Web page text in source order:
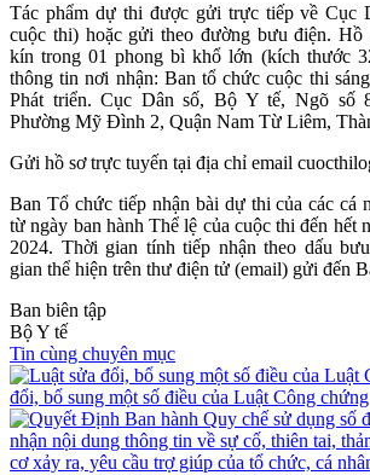
Tác phẩm dự thi được gửi trực tiếp về Cục
cuộc thi) hoặc gửi theo đường bưu điện.
kín trong 01 phong bì khổ lớn (kích thước
thông tin nơi nhận: Ban tổ chức cuộc thi
Phát triển. Cục Dân số, Bộ Y tế, Ngõ số
Phường Mỹ Đình 2, Quận Nam Từ Liêm,
Gửi hồ sơ trực tuyến tại địa chỉ email
Ban Tổ chức tiếp nhận bài dự thi của các cá
từ ngày ban hành Thể lệ của cuộc thi đến hết
2024. Thời gian tính tiếp nhận theo dấu
gian thể hiện trên thư điện tử (email) gửi đến
Ban biên tập
Bộ Y tế
Tin cùng chuyên mục
đổi, bổ sung một số điều của Luật Công chứng